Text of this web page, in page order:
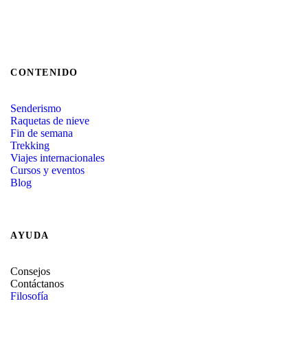
CONTENIDO
Senderismo
Raquetas de nieve
Fin de semana
Trekking
Viajes internacionales
Cursos y eventos
Blog
AYUDA
Consejos
Contáctanos
Filosofía